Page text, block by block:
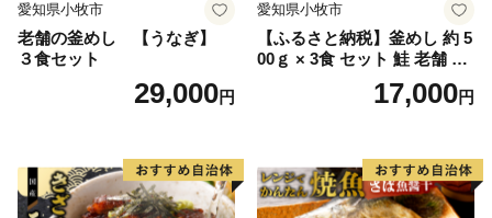
愛知県小牧市
老舗の釜めし 【うなぎ】
３食セット
29,000円
愛知県小牧市
【ふるさと納税】釜めし 約 5
00ｇ × 3食 セット 鮭 老舗 急
速冷凍 レンチン 時短 簡単調
理 食品 加工品 海鮮 手作り
り寄せグルメ 愛知県 小牧市
送料無料
17,000円